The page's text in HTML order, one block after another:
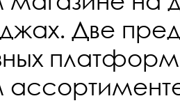
Две
платформ